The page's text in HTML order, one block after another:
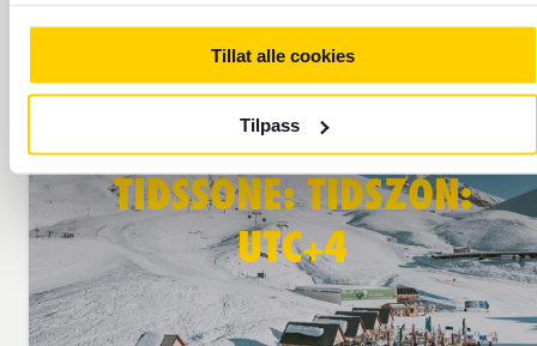
Tillat alle cookies
Tilpass
TIDSSONE: TIDSZON:
UTC+4